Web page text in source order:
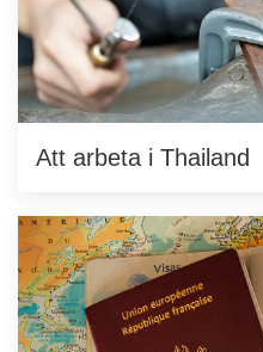
Att arbeta i Thailand